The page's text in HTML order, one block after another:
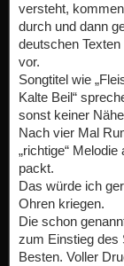
versteht,
durch und dann
deutschen
vor.
Songtitel wie
Kalte Beil“
sonst keiner
Nach vier Mal
„richtige“
packt.
Das würde ich
Ohren kriegen.
Die schon
zum Einstieg des
Besten. Voller